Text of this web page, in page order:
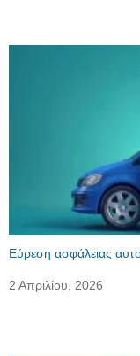
Εύρεση ασφάλειας
2 Απριλίου, 2026